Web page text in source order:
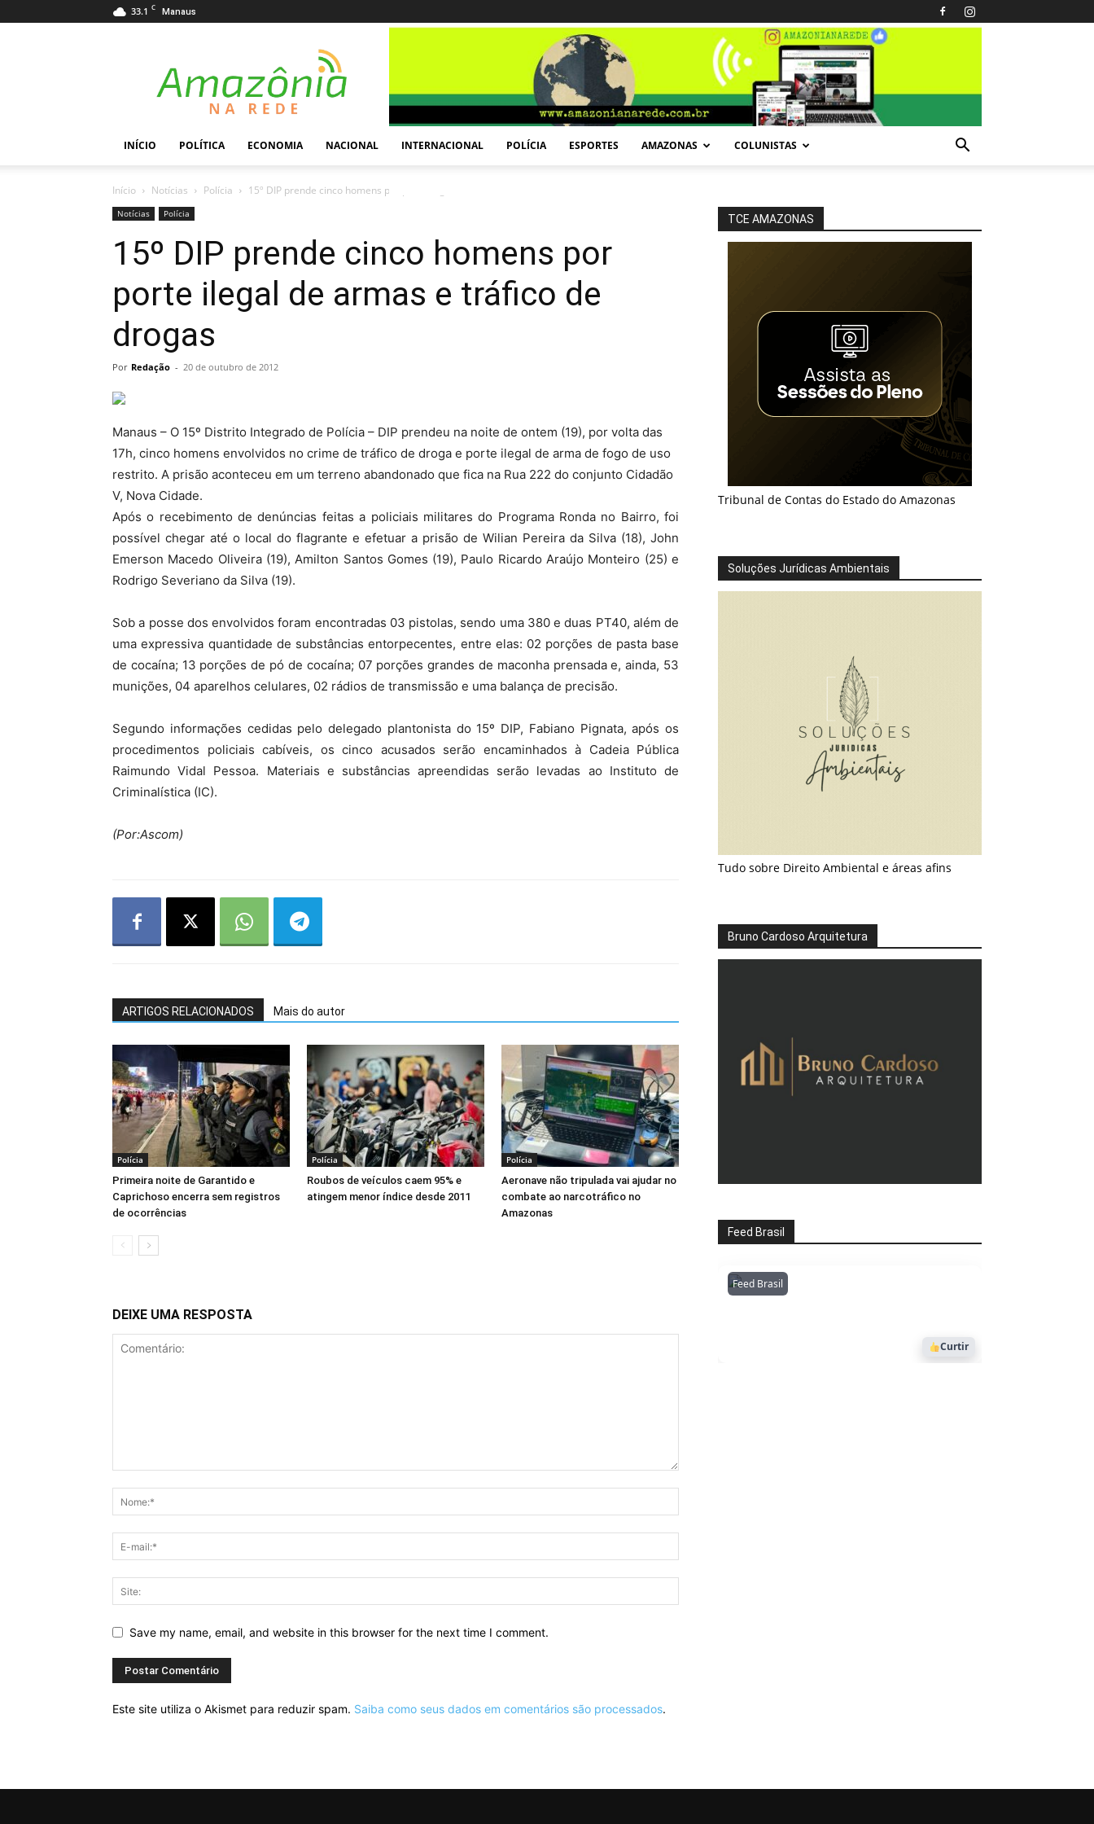
33.1 C Manaus
Rede
INÍCIO POLÍTICA ECONOMIA NACIONAL INTERNACIONAL POLÍCIA ESPORTES AMAZONAS COLUNISTAS
Início Notícias Polícia 15º DIP prende cinco homens por porte ilegal de armas e tráfico...
Notícias Polícia
15º DIP prende cinco homens por
porte ilegal de armas e tráfico de
drogas
Por Redação - 20 de outubro de 2012
Manaus – O 15º Distrito Integrado de Polícia – DIP prendeu na noite de ontem (19), por volta das
17h, cinco homens envolvidos no crime de tráfico de droga e porte ilegal de arma de fogo de uso
restrito. A prisão aconteceu em um terreno abandonado que fica na Rua 222 do conjunto Cidadão
V, Nova Cidade.
Após o recebimento de denúncias feitas a policiais militares do Programa Ronda no Bairro, foi
possível chegar até o local do flagrante e efetuar a prisão de Wilian Pereira da Silva (18), John
Emerson Macedo Oliveira (19), Amilton Santos Gomes (19), Paulo Ricardo Araújo Monteiro (25) e
Rodrigo Severiano da Silva (19).
Sob a posse dos envolvidos foram encontradas 03 pistolas, sendo uma 380 e duas PT40, além de
uma expressiva quantidade de substâncias entorpecentes, entre elas: 02 porções de pasta base
de cocaína; 13 porções de pó de cocaína; 07 porções grandes de maconha prensada e, ainda, 53
munições, 04 aparelhos celulares, 02 rádios de transmissão e uma balança de precisão.
Segundo informações cedidas pelo delegado plantonista do 15º DIP, Fabiano Pignata, após os
procedimentos policiais cabíveis, os cinco acusados serão encaminhados à Cadeia Pública
Raimundo Vidal Pessoa. Materiais e substâncias apreendidas serão levadas ao Instituto de
Criminalística (IC).
(Por:Ascom)
ARTIGOS RELACIONADOS Mais do autor
Polícia
Primeira noite de Garantido e
Caprichoso encerra sem registros
de ocorrências
Polícia
Roubos de veículos caem 95% e
atingem menor índice desde 2011
Polícia
Aeronave não tripulada vai ajudar no
combate ao narcotráfico no
Amazonas
DEIXE UMA RESPOSTA
Save my name, email, and website in this browser for the next time I comment.
Este site utiliza o Akismet para reduzir spam. Saiba como seus dados em comentários são processados.
TCE AMAZONAS
Tribunal de Contas do Estado do Amazonas
Soluções Jurídicas Ambientais
Tudo sobre Direito Ambiental e áreas afins
Bruno Cardoso Arquitetura
Feed Brasil
Feed BrasilAmazonianarede
1053
Curtir